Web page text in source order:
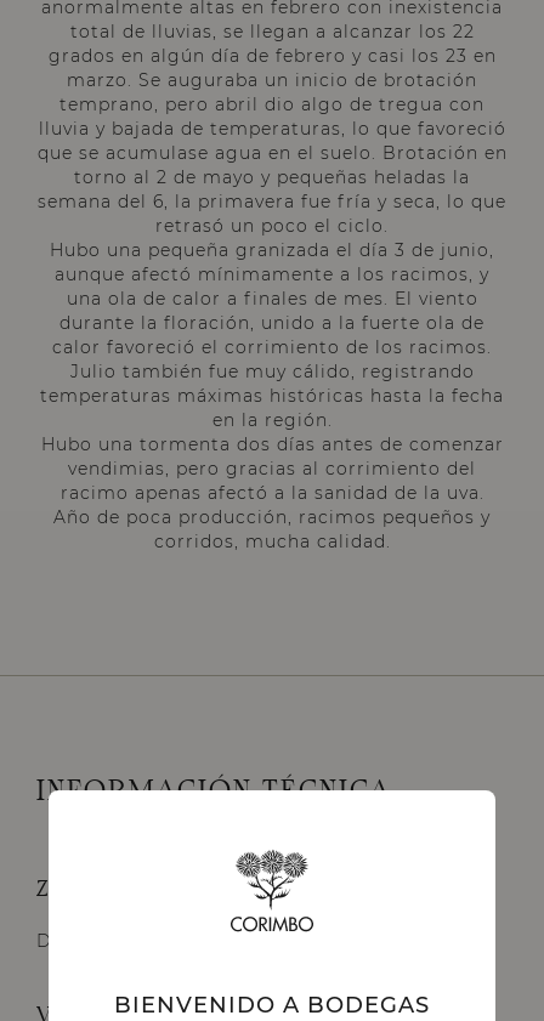
anormalmente altas en febrero con inexistencia
total de lluvias, se llegan a alcanzar los 22
grados en algún día de febrero y casi los 23 en
marzo. Se auguraba un inicio de brotación
temprano, pero abril dio algo de tregua con
lluvia y bajada de temperaturas, lo que favoreció
que se acumulase agua en el suelo. Brotación en
torno al 2 de mayo y pequeñas heladas la
semana del 6, la primavera fue fría y seca, lo que
retrasó un poco el ciclo.
Hubo una pequeña granizada el día 3 de junio,
aunque afectó mínimamente a los racimos, y
una ola de calor a finales de mes. El viento
durante la floración, unido a la fuerte ola de
calor favoreció el corrimiento de los racimos.
Julio también fue muy cálido, registrando
temperaturas máximas históricas hasta la fecha
en la región.
Hubo una tormenta dos días antes de comenzar
vendimias, pero gracias al corrimiento del
racimo apenas afectó a la sanidad de la uva.
Año de poca producción, racimos pequeños y
corridos, mucha calidad.
INFORMACIÓN TÉCNICA
Zona de producción:
D.O. Ribera del Duero
Variedades:BIENVENIDO A BODEGAS